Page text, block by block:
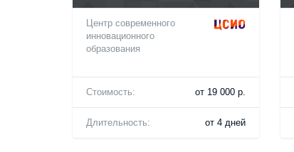
Центр современного
инновационного
образования
Стоимость: от 19 000 р.
Длительность: от 4 дней